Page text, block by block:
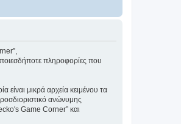
πληροφορίες που
μικρά αρχεία κειμένου τα
ανώνυμης
Game Corner” και